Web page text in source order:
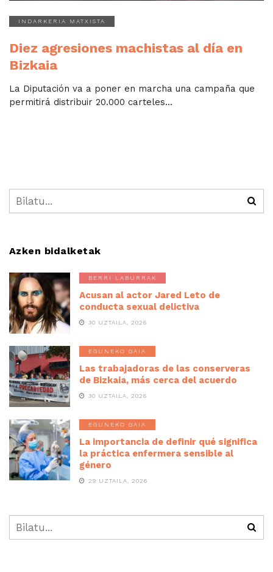
INDARKERIA MATXISTA
Diez agresiones machistas al día en
Bizkaia
La Diputación va a poner en marcha una campaña que
permitirá distribuir 20.000 carteles...
Azken bidalketak
BERRI LABURRAK
Acusan al actor Jared Leto de
conducta sexual delictiva
30 UZTAILA, 2026
EGUNEKO GAIA
Las trabajadoras de las conserveras
de Bizkaia, más cerca del acuerdo
30 UZTAILA, 2026
EGUNEKO GAIA
La importancia de definir qué significa
la práctica enfermera sensible al
género
29 UZTAILA, 2026